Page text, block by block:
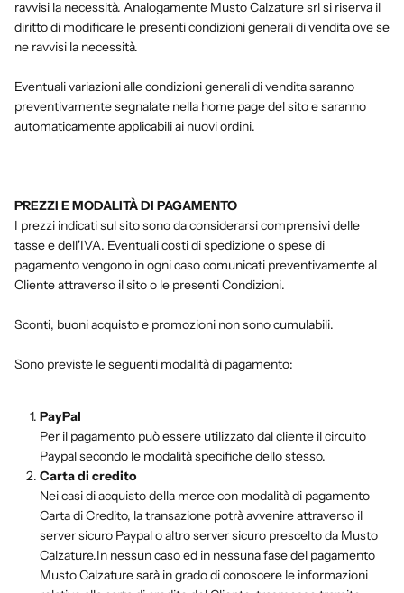
ravvisi la necessità. Analogamente Musto Calzature srl si riserva il
diritto di modificare le presenti condizioni generali di vendita ove se
ne ravvisi la necessità.
Eventuali variazioni alle condizioni generali di vendita saranno
preventivamente segnalate nella home page del sito e saranno
automaticamente applicabili ai nuovi ordini.
PREZZI E MODALITÀ DI PAGAMENTO
I prezzi indicati sul sito sono da considerarsi comprensivi delle
tasse e dell'IVA. Eventuali costi di spedizione o spese di
pagamento vengono in ogni caso comunicati preventivamente al
Cliente attraverso il sito o le presenti Condizioni.
Sconti, buoni acquisto e promozioni non sono cumulabili.
Sono previste le seguenti modalità di pagamento:
PayPal
Per il pagamento può essere utilizzato dal cliente il circuito
Paypal secondo le modalità specifiche dello stesso.
Carta di credito
Nei casi di acquisto della merce con modalità di pagamento
Carta di Credito, la transazione potrà avvenire attraverso il
server sicuro Paypal o altro server sicuro prescelto da Musto
Calzature.In nessun caso ed in nessuna fase del pagamento
Musto Calzature sarà in grado di conoscere le informazioni